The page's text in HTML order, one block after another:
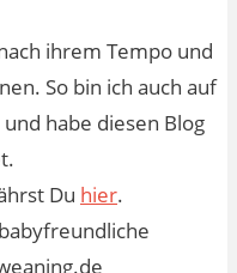
ihrem Tempo und
So bin ich auch auf
habe diesen Blog
Du hier.